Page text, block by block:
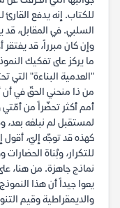
للكتاب. إنه يدفع القارئ
السلبي. في المقابل، قد
وإن كان مبرراً، قد يفتقر
ما يركز على تفكيك
"العدمية البناءة" التي
من ذا منحني الحقّ في أن
أمم أكثر تحضّراً من
لمستقبل لم نبلغه بعد،
كهذه قد توجّه إليّ، أقول
للتكرار، وبُناة
نماذج جاهزة. من هنا،
يعوا جيداً أن هذا
والديمقراطية وقيم